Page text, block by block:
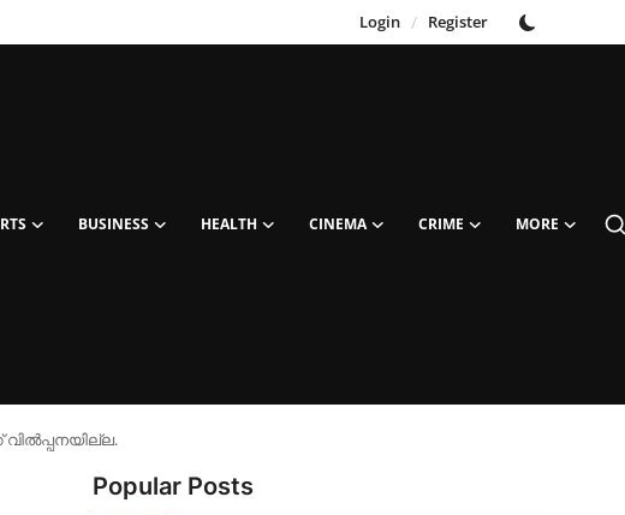
Login / Register
BUSINESS HEALTH CINEMA CRIME MORE
വില്‍പ്പനയില്ല.
Popular Posts